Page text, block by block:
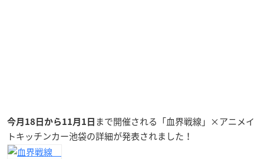
今月18日から11月1日 まで開催される「血界戦線」×アニメイ
トキッチンカー池袋の詳細が発表されました！